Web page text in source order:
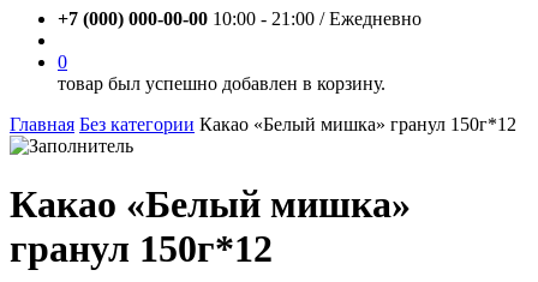
+7 (000) 000-00-00 10:00 - 21:00 / Eжедневно
0
товар был успешно добавлен в корзину.
Главная Без категории Какао «Белый мишка» гранул 150г*12
Какао «Белый мишка»
гранул 150г*12